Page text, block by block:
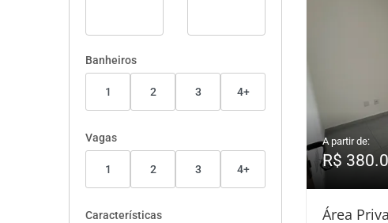
Banheiros
1 2 3 4+
Vagas
1 2 3 4+
Características
A partir de:
R$
Área